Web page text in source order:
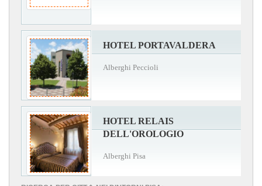
HOTEL PORTAVALDERA
Alberghi Peccioli
HOTEL RELAIS
DELL'OROLOGIO
Alberghi Pisa